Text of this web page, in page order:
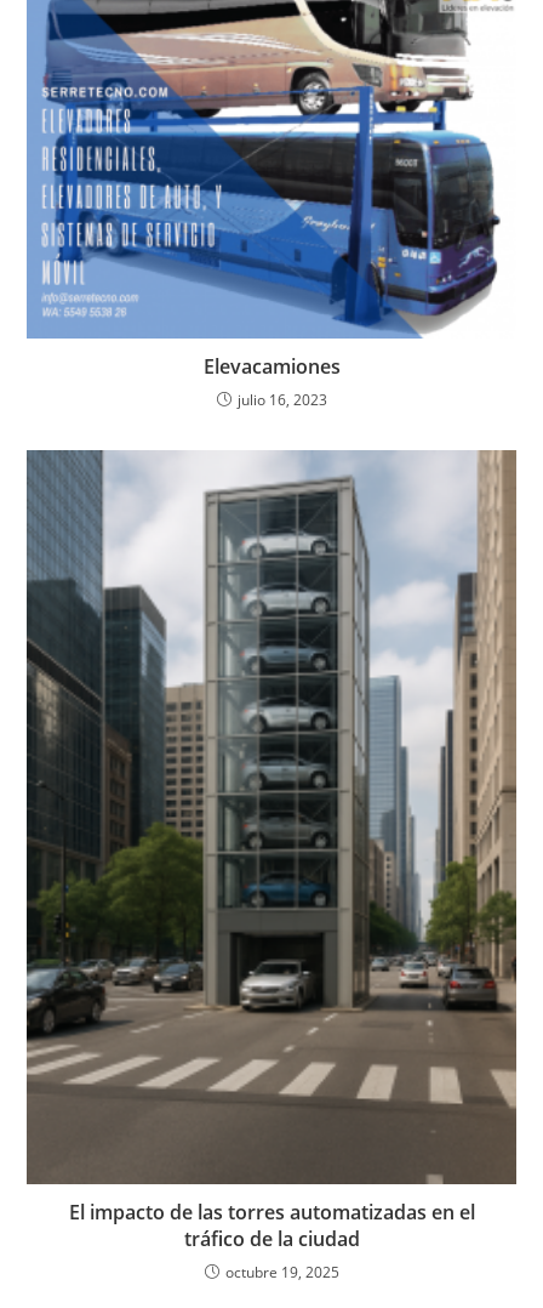
Elevacamiones
julio 16, 2023
El impacto de las torres automatizadas en el
tráfico de la ciudad
octubre 19, 2025